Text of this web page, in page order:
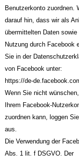
Benutzerkonto zuordnen.
darauf hin, dass wir als
übermittelten Daten sowie
Nutzung durch Facebook
Sie in der
von Facebook unter:
https://de-
Wenn Sie nicht
Ihrem Facebook-
zuordnen kann, loggen
aus.
Die Verwendung der
Abs. 1 lit. f DSGVO. Der